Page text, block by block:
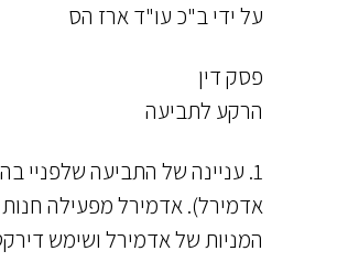
על ידי ב"כ עו"ד ארז הס
פסק דין
הרקע לתביעה
1. עניינה של התביעה שלפניי
המניות של אדמירל ושימש